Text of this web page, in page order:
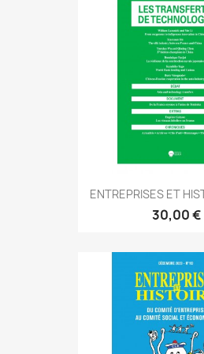
ENTREPRISES ET
30,00 €